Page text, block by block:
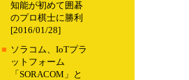
知能が初めて囲碁
のプロ棋士に勝利
[2016/01/28]
■ ソラコム、IoTプラ
ットフォーム
「SORACOM」と